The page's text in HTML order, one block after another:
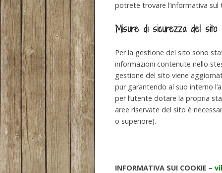
potrete trovare l’informativa
Misure di sicurezza del sito
Per la gestione del sito sono
informazioni contenute nello
gestione del sito viene
pur garantendo al suo interno
per l’utente dotare la propria
aree riservate del sito è
o superiore).
INFORMATIVA SUI COOKIE –